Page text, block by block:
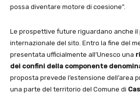
possa diventare motore di coesione”.
Le prospettive future riguardano anche il
internazionale del sito. Entro la fine del
presentata ufficialmente all’Unesco una
dei confini della componente
proposta prevede l’estensione dell’area
una parte del territorio del Comune di